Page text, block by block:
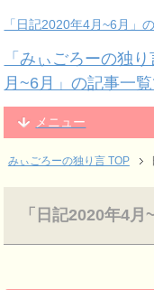
「日記2020年4月~6月」
「みぃごろーの独
月~6月」の記事一
メニュー
みぃごろーの独り言 TOP
「日記2020年4